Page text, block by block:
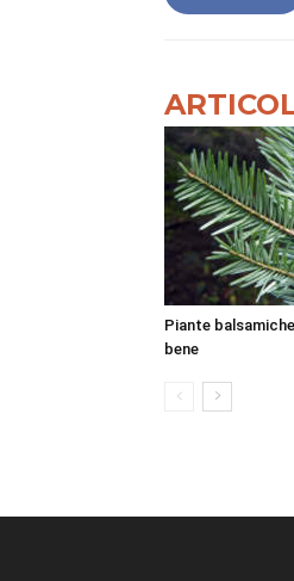
Piante
bene